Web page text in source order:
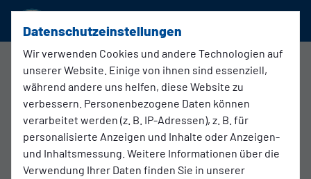
Datenschutzeinstellungen
Wir verwenden Cookies und andere Technologien auf
unserer Website. Einige von ihnen sind essenziell,
während andere uns helfen, diese Website zu
verbessern. Personenbezogene Daten können
verarbeitet werden (z. B. IP-Adressen), z. B. für
personalisierte Anzeigen und Inhalte oder Anzeigen-
und Inhaltsmessung. Weitere Informationen über die
Verwendung Ihrer Daten finden Sie in unserer
1. Damen
15.03.2026 15:00 Uhr
FV Mönchengladbach - SSVg Velbert
02